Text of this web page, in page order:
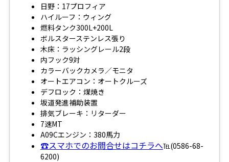
日野：17プロフィア
ハイルーフ：ウィング
燃料タンク300L+200L
ボルスターステンレス張り
木床：ラッシングレール2段
内フック9対
カラーバックカメラ／モニタ
オートエアコン：オートクルーズ
デフロック：煤焼き
坂道発進補助装置
排気ブレーキ：リターダー
7速MT
A09Cエンジン：380馬力
☎スマホでのお問合せはコチラへ℡(0586-68-
6200)